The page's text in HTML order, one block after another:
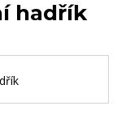
hadřík